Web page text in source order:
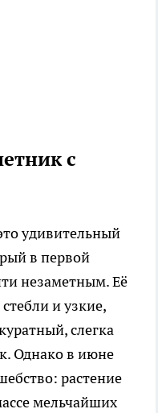
с
удивительный
в первой
незаметным. Её
и узкие,
слегка
Однако в июне
растение
мельчайших